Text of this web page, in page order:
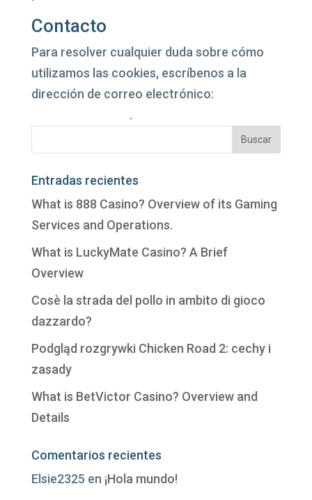
Contacto
Para resolver cualquier duda sobre cómo
utilizamos las cookies, escríbenos a la
dirección de correo electrónico:
.
Entradas recientes
What is 888 Casino? Overview of its Gaming
Services and Operations.
What is LuckyMate Casino? A Brief
Overview
Cosè la strada del pollo in ambito di gioco
dazzardo?
Podgląd rozgrywki Chicken Road 2: cechy i
zasady
What is BetVictor Casino? Overview and
Details
Comentarios recientes
Elsie2325 en ¡Hola mundo!